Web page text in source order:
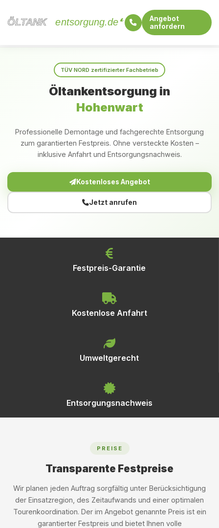
ÖLTANK
ÖLTANK entsorgung.de
Angebot
anfordern
TÜV NORD zertifizierter Fachbetrieb
Öltankentsorgung in
Hohenwart
Professionelle Demontage und fachgerechte Entsorgung
zum garantierten Festpreis. Ohne versteckte Kosten –
inklusive Anfahrt und Entsorgungsnachweis.
Kostenloses Angebot
Jetzt anrufen
Festpreis-Garantie
Kostenlose Anfahrt
Umweltgerecht
Entsorgungsnachweis
PREISE
Transparente Festpreise
Wir planen jeden Auftrag sorgfältig unter Berücksichtigung
der Einsatzregion, des Zeitaufwands und einer optimalen
Tourenkoordination. Der im Angebot genannte Preis ist ein
garantierter Festpreis und bietet Ihnen volle